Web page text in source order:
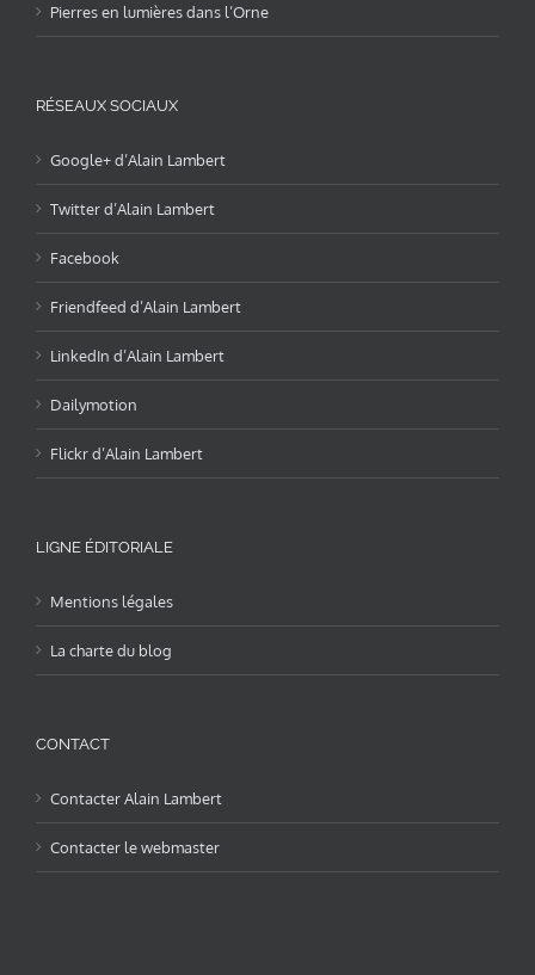
Pierres en lumières dans l’Orne
RÉSEAUX SOCIAUX
Google+ d’Alain Lambert
Twitter d’Alain Lambert
Facebook
Friendfeed d’Alain Lambert
LinkedIn d’Alain Lambert
Dailymotion
Flickr d’Alain Lambert
LIGNE ÉDITORIALE
Mentions légales
La charte du blog
CONTACT
Contacter Alain Lambert
Contacter le webmaster